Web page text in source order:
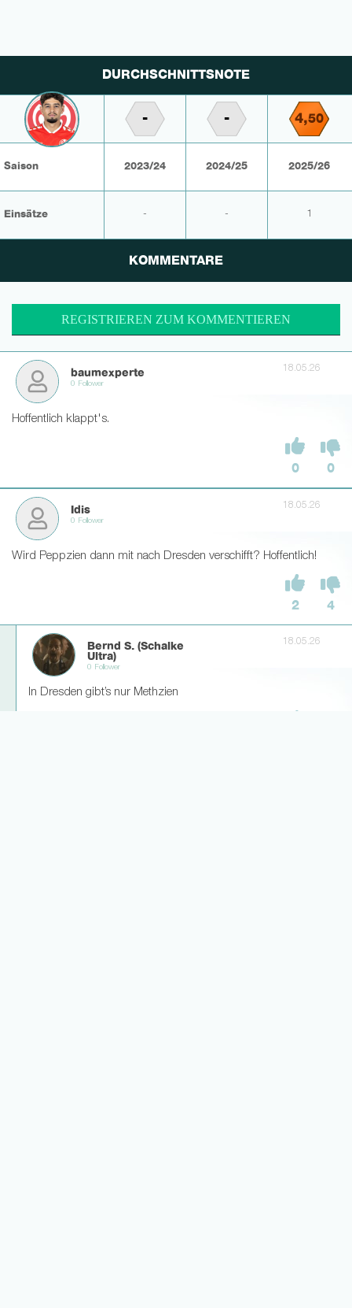
DURCHSCHNITTSNOTE
- - 4,50
Saison 2023/24 2024/25 2025/26
Einsätze - - 1
KOMMENTARE
REGISTRIEREN ZUM KOMMENTIEREN
baumexperte
0 Follower
18.05.26
Hoffentlich klappt's.
0 0
Idis
0 Follower
18.05.26
Wird Peppzien dann mit nach Dresden verschifft? Hoffentlich!
2 4
Bernd S. (Schalke
Ultra)
0 Follower
18.05.26
In Dresden gibt’s nur Methzien